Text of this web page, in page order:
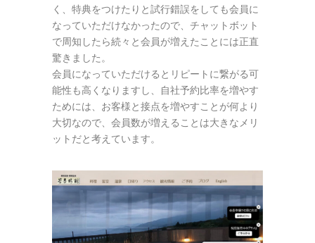
く、特典をつけたりと試行錯誤をしても会員に
なっていただけなかったので、チャットボット
で周知したら続々と会員が増えたことには正直
驚きました。
会員になっていただけるとリピートに繋がる可
能性も高くなりますし、自社予約比率を増やす
ためには、お客様と接点を増やすことが何より
大切なので、会員数が増えることは大きなメリ
ットだと考えています。